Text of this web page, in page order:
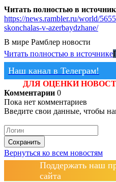
Читать полностью в
https://news.rambler.ru/world/
skonchalas-v-azerbaydzhane/
В мире Рамблер новости
Читать полностью в источнике
Наш канал в Телеграм!
ДЛЯ ОЦЕНКИ
Комментарии 0
Пока нет комментариев
Введите свои данные, чтобы
Сохранить
Вернуться ко всем новостям
Поддержать наш
сайта